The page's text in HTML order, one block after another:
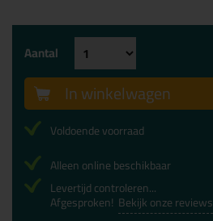
Aantal
In winkelwagen
Voldoende voorraad
Alleen online beschikbaar
Levertijd controleren...
Afgesproken! Bekijk onze reviews